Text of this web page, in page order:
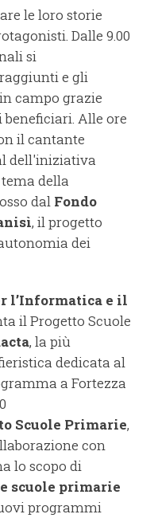
le loro storie
Dalle 9.00
si
e gli
campo grazie
Alle ore
il cantante
dell'iniziativa
della
dal Fondo
, il progetto
dei
l’Informatica e il
il Progetto Scuole
, la più
dedicata al
a Fortezza
Scuole Primarie,
con
lo scopo di
scuole primarie
programmi